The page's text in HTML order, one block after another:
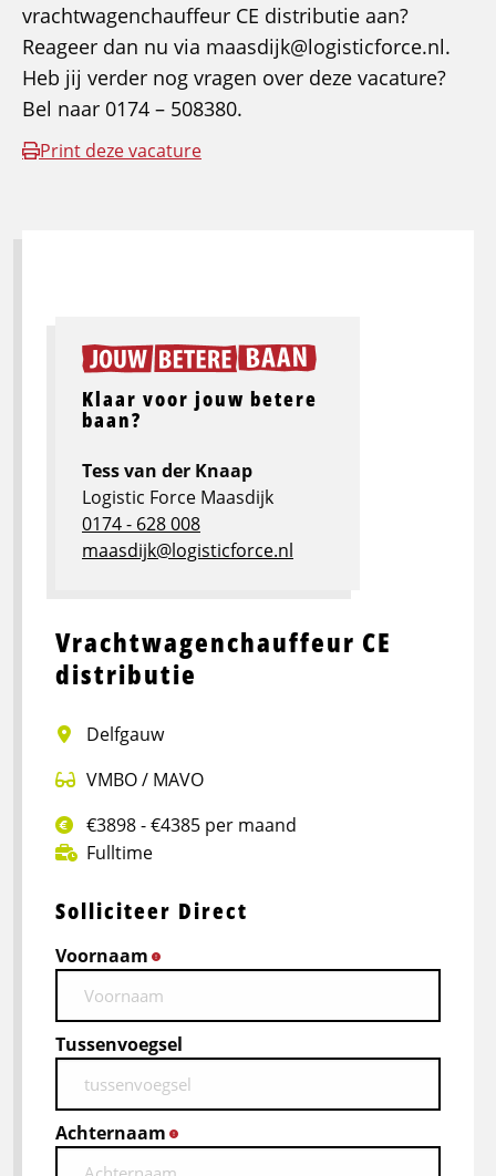
vrachtwagenchauffeur CE distributie aan?
Reageer dan nu via maasdijk@logisticforce.nl.
Heb jij verder nog vragen over deze vacature?
Bel naar 0174 – 508380.
Print deze vacature
Vrachtwagenchauffeur CE
distributie
Delfgauw
VMBO / MAVO
€3898 - €4385 per maand
Fulltime
Solliciteer Direct
Voornaam
Tussenvoegsel
Achternaam
Klaar voor jouw betere
baan?
Tess van der Knaap
Logistic Force Maasdijk
0174 - 628 008
maasdijk@logisticforce.nl